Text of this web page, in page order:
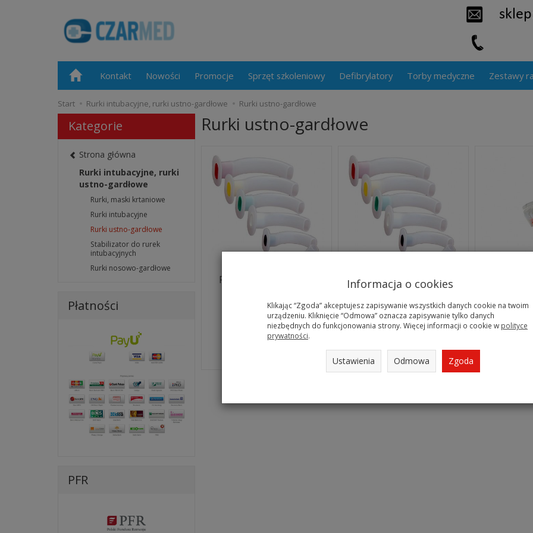
Kontakt Nowości Promocje Sprzęt szkoleniowy Defibrylatory Torby medyczne Zestawy
Start Rurki intubacyjne, rurki ustno-gardłowe Rurki ustno-gardłowe
Rurki ustno-gardłowe
Rurka ustno-gardłowa
1,94 zł
Wybierz opcje
Rurka ustno-gardłowa
Guedel wielokrotnego
użytku ( autoklaw...
Kategorie
Strona główna
Rurki intubacyjne, rurki
ustno-gardłowe
Rurki, maski krtaniowe
Rurki intubacyjne
Rurki ustno-gardłowe
Stabilizator do rurek
intubacyjnych
Rurki nosowo-gardłowe
Płatności
PFR
Informacja o cookies
Klikając “Zgoda” akceptujesz zapisywanie wszystkich danych cookie na twoim
urządzeniu. Kliknięcie “Odmowa” oznacza zapisywanie tylko danych
niezbędnych do funkcjonowania strony. Więcej informacji o cookie w polityce
prywatności.
Ustawienia Odmowa Zgoda